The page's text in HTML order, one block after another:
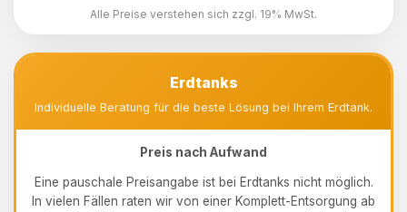
Alle Preise verstehen sich zzgl. 19% MwSt.
Erdtanks
Individuelle Beratung für die beste Lösung bei Ihrem Erdtank.
Preis nach Aufwand
Eine pauschale Preisangabe ist bei Erdtanks nicht möglich.
In vielen Fällen raten wir von einer Komplett-Entsorgung ab